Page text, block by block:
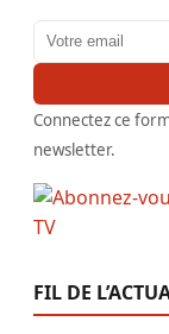
Adresse email
Connectez ce
newsletter.
FIL DE